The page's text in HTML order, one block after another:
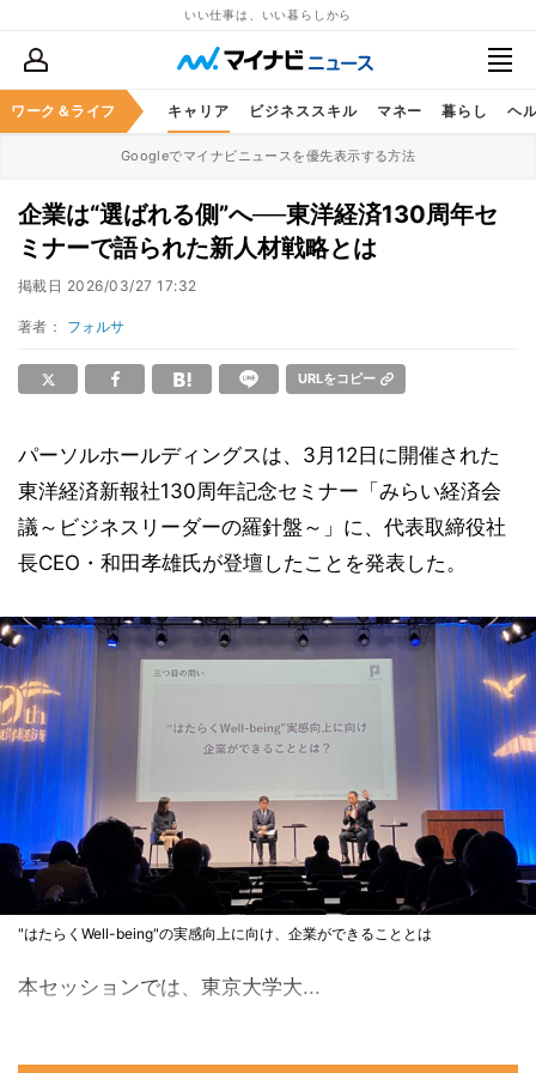
いい仕事は、いい暮らしから
ワーク＆ライフ キャリア ビジネススキル マネー 暮らし ヘ
Googleでマイナビニュースを優先表示する方法
企業は“選ばれる側”へ──東洋経済130周年セ
ミナーで語られた新人材戦略とは
掲載日 2026/03/27 17:32
著者： フォルサ
URLをコピー
パーソルホールディングスは、3月12日に開催された
東洋経済新報社130周年記念セミナー「みらい経済会
議～ビジネスリーダーの羅針盤～」に、代表取締役社
長CEO・和田孝雄氏が登壇したことを発表した。
"はたらくWell-being"の実感向上に向け、企業ができることとは
本セッションでは、東京大学大...